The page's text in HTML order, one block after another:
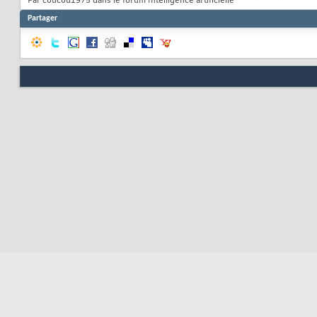
Partager